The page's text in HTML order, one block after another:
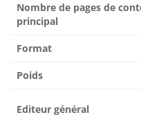
Nombre de pages de
principal
Format
Poids
Editeur général